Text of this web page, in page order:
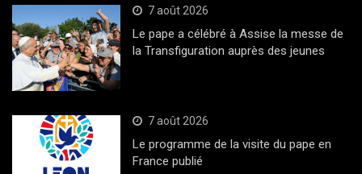
7 août 2026
Le pape a célébré à Assise la messe de
la Transfiguration auprès des jeunes
7 août 2026
Le programme de la visite du pape en
France publié